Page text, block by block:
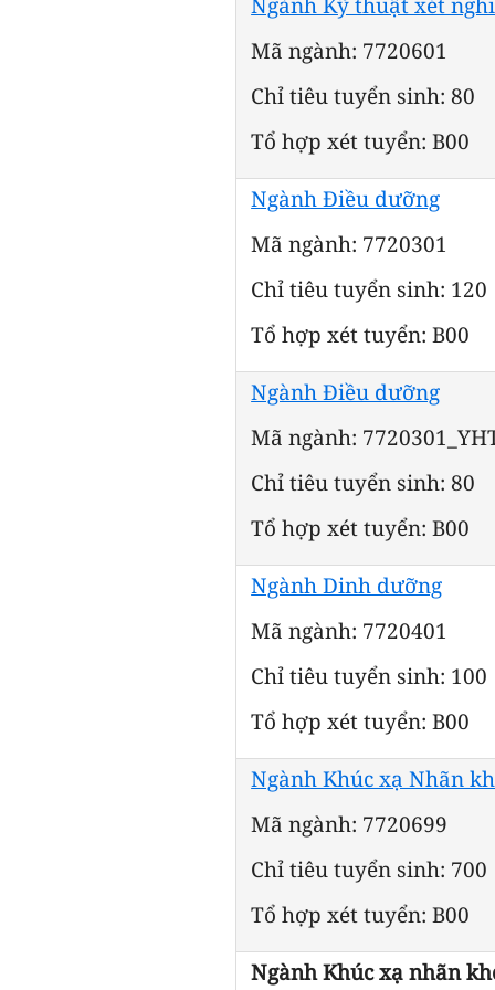
Mã ngành: 7720601
Chỉ tiêu tuyển sinh: 80
Tổ hợp xét tuyển: B00
Ngành Điều dưỡng
Mã ngành: 7720301
Chỉ tiêu tuyển sinh: 120
Tổ hợp xét tuyển: B00
Ngành Điều dưỡng
Mã ngành:
Chỉ tiêu tuyển sinh: 80
Tổ hợp xét tuyển: B00
Ngành Dinh dưỡng
Mã ngành: 7720401
Chỉ tiêu tuyển sinh: 100
Tổ hợp xét tuyển: B00
Ngành Khúc xạ Nhãn
Mã ngành: 7720699
Chỉ tiêu tuyển sinh: 700
Tổ hợp xét tuyển: B00
Ngành Khúc xạ nhãn